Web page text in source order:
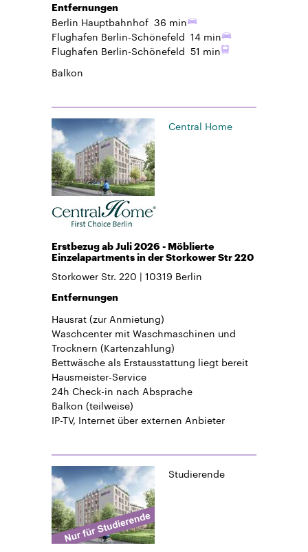
Entfernungen
Berlin Hauptbahnhof 36 min
Flughafen Berlin-Schönefeld 14 min
Flughafen Berlin-Schönefeld 51 min
Balkon
Central Home
Erstbezug ab Juli 2026 - Möblierte
Einzelapartments in der Storkower Str 220
Storkower Str. 220 10319 Berlin
Entfernungen
Hausrat(zur Anmietung)
Waschcenter mit Waschmaschinen und
Trocknern (Kartenzahlung)
Bettwäscheals Erstausstattung liegt bereit
Hausmeister-Service
24h Check-in nach Absprache
Balkon (teilweise)
IP-TV, Internet über externen Anbieter
Studierende